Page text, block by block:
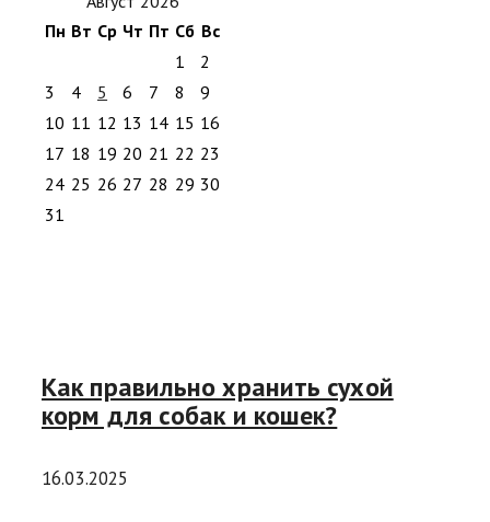
Пн Вт Ср Чт Пт Сб Вс
1
2
3
4 5 6 7 8
9
10 11 12 13 14 15 16
17 18 19 20 21 22 23
24 25 26 27 28 29 30
31
Как правильно хранить сухой
корм для собак и кошек?
16.03.2025